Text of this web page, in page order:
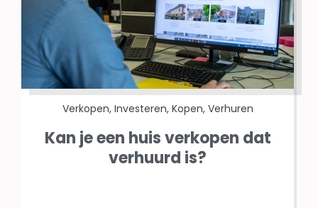
Verkopen, Investeren, Kopen, Verhuren
Kan je een huis verkopen dat
verhuurd is?